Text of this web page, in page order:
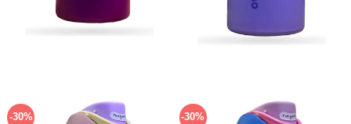
-30% -30%